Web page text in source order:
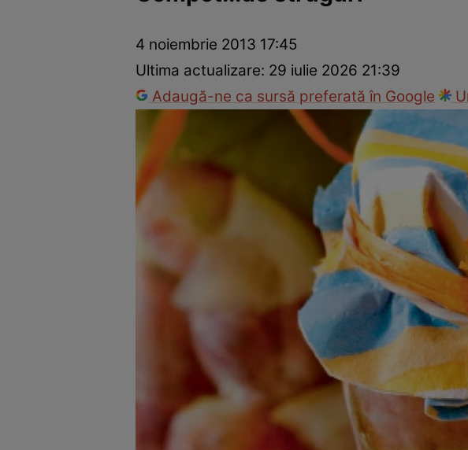
Mâncăruri rapideRețete cu legume
4 noiembrie 2013 17:45
Ultima actualizare: 29 iulie 2026 21:39
Adaugă-ne ca sursă preferată în Google